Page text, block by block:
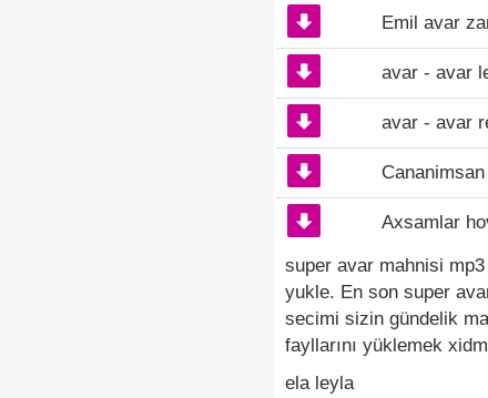
Emil avar
avar - avar
avar - avar
Axsamlar
super avar mahnisi
yukle. En son super
secimi sizin gündelik
fayllarını yüklemek
ela leyla